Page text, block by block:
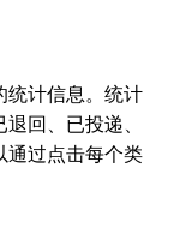
统计信息。统计
回、已投递、
通过点击每个类